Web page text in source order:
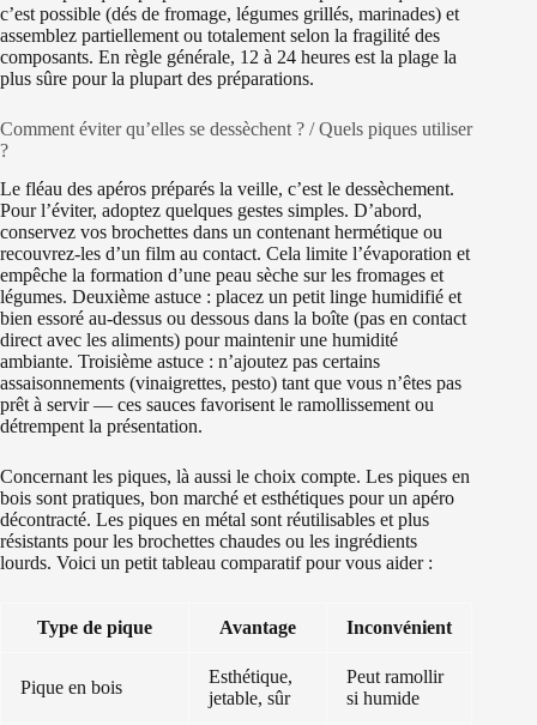
c’est possible (dés de fromage, légumes grillés, marinades) et
assemblez partiellement ou totalement selon la fragilité des
composants. En règle générale, 12 à 24 heures est la plage la
plus sûre pour la plupart des préparations.
Comment éviter qu’elles se dessèchent ? / Quels piques utiliser
?
Le fléau des apéros préparés la veille, c’est le dessèchement.
Pour l’éviter, adoptez quelques gestes simples. D’abord,
conservez vos brochettes dans un contenant hermétique ou
recouvrez-les d’un film au contact. Cela limite l’évaporation et
empêche la formation d’une peau sèche sur les fromages et
légumes. Deuxième astuce : placez un petit linge humidifié et
bien essoré au-dessus ou dessous dans la boîte (pas en contact
direct avec les aliments) pour maintenir une humidité
ambiante. Troisième astuce : n’ajoutez pas certains
assaisonnements (vinaigrettes, pesto) tant que vous n’êtes pas
prêt à servir — ces sauces favorisent le ramollissement ou
détrempent la présentation.
Concernant les piques, là aussi le choix compte. Les piques en
bois sont pratiques, bon marché et esthétiques pour un apéro
décontracté. Les piques en métal sont réutilisables et plus
résistants pour les brochettes chaudes ou les ingrédients
lourds. Voici un petit tableau comparatif pour vous aider :
Type de pique Avantage Inconvénient
Pique en bois
Esthétique,
jetable, sûr
Peut ramollir
si humide